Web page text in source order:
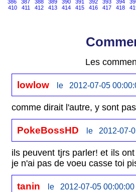
386
387 388 389 390 391 392 393 394
410
411 412 413 414 415 416 417 418
Les
lowlow le 2012-07-05
comme dirait l'autre, y sont
PokeBossHD le 2012-07-
ils peuvent tjrs parler! et ils
je n'ai pas de voeu casse toi
tanin le 2012-07-05 00:00:00